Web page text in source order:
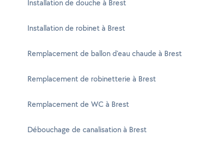
Installation de douche à Brest
Installation de robinet à Brest
Remplacement de ballon d'eau chaude à Brest
Remplacement de robinetterie à Brest
Remplacement de WC à Brest
Débouchage de canalisation à Brest